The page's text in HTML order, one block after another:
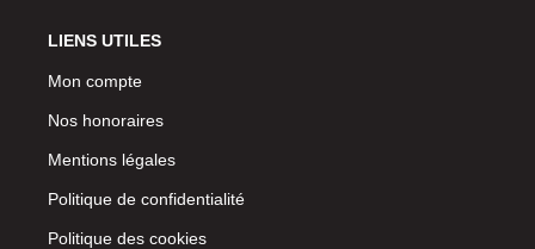
LIENS UTILES
Mon compte
Nos honoraires
Mentions légales
Politique de confidentialité
Politique des cookies